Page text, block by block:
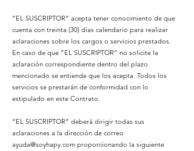
“EL SUSCRIPTOR” acepta tener conocimiento de que
cuenta con treinta (30) días calendario para realizar
aclaraciones sobre los cargos o servicios prestados.
En caso de que “EL SUSCRIPTOR” no solicite la
aclaración correspondiente dentro del plazo
mencionado se entiende que los acepta. Todos los
servicios se prestarán de conformidad con lo
estipulado en este Contrato.
“EL SUSCRIPTOR” deberá dirigir todas sus
aclaraciones a la dirección de correo
ayuda@soyhapy.com proporcionando la siguiente